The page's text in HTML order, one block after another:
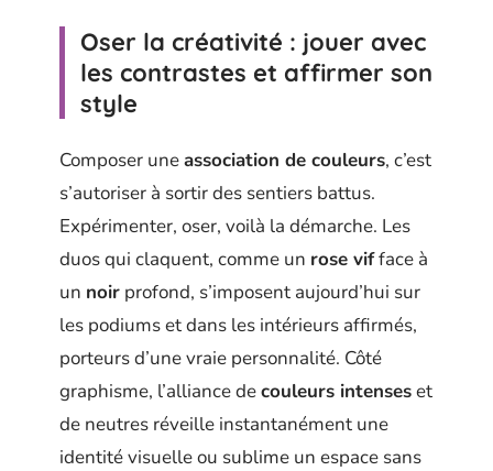
Oser la créativité : jouer avec
les contrastes et affirmer son
style
Composer uneassociation de couleurs, c’est
s’autoriser à sortir des sentiers battus.
Expérimenter, oser, voilà la démarche. Les
duos qui claquent, comme un rose vifface à
un noir profond, s’imposent aujourd’hui sur
les podiums et dans les intérieurs affirmés,
porteurs d’une vraie personnalité. Côté
graphisme, l’alliance decouleurs intenseset
de neutres réveille instantanément une
identité visuelle ou sublime un espace sans